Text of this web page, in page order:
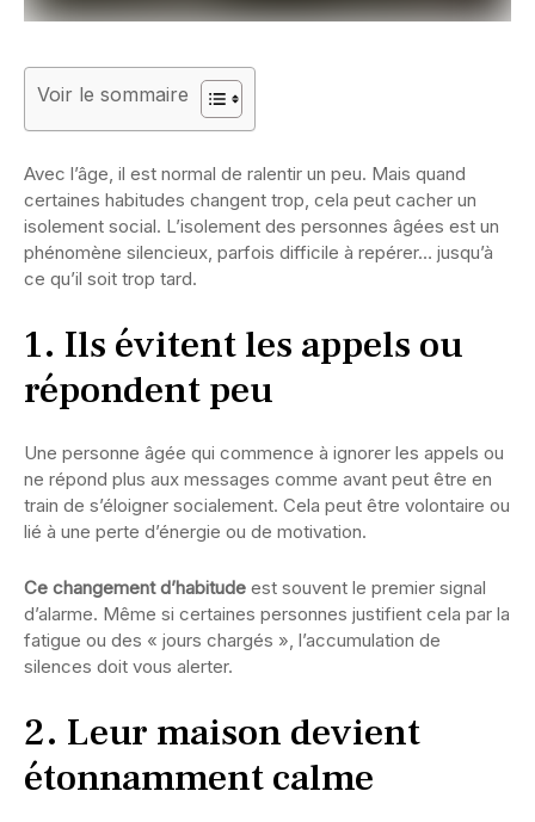
Voir le sommaire
Avec l’âge, il est normal de ralentir un peu. Mais quand
certaines habitudes changent trop, cela peut cacher un
isolement social. L’isolement des personnes âgées est un
phénomène silencieux, parfois difficile à repérer… jusqu’à
ce qu’il soit trop tard.
1. Ils évitent les appels ou
répondent peu
Une personne âgée qui commence à ignorer les appels ou
ne répond plus aux messages comme avant peut être en
train de s’éloigner socialement. Cela peut être volontaire ou
lié à une perte d’énergie ou de motivation.
Ce changement d’habitude est souvent le premier signal
d’alarme. Même si certaines personnes justifient cela par la
fatigue ou des « jours chargés », l’accumulation de
silences doit vous alerter.
2. Leur maison devient
étonnamment calme